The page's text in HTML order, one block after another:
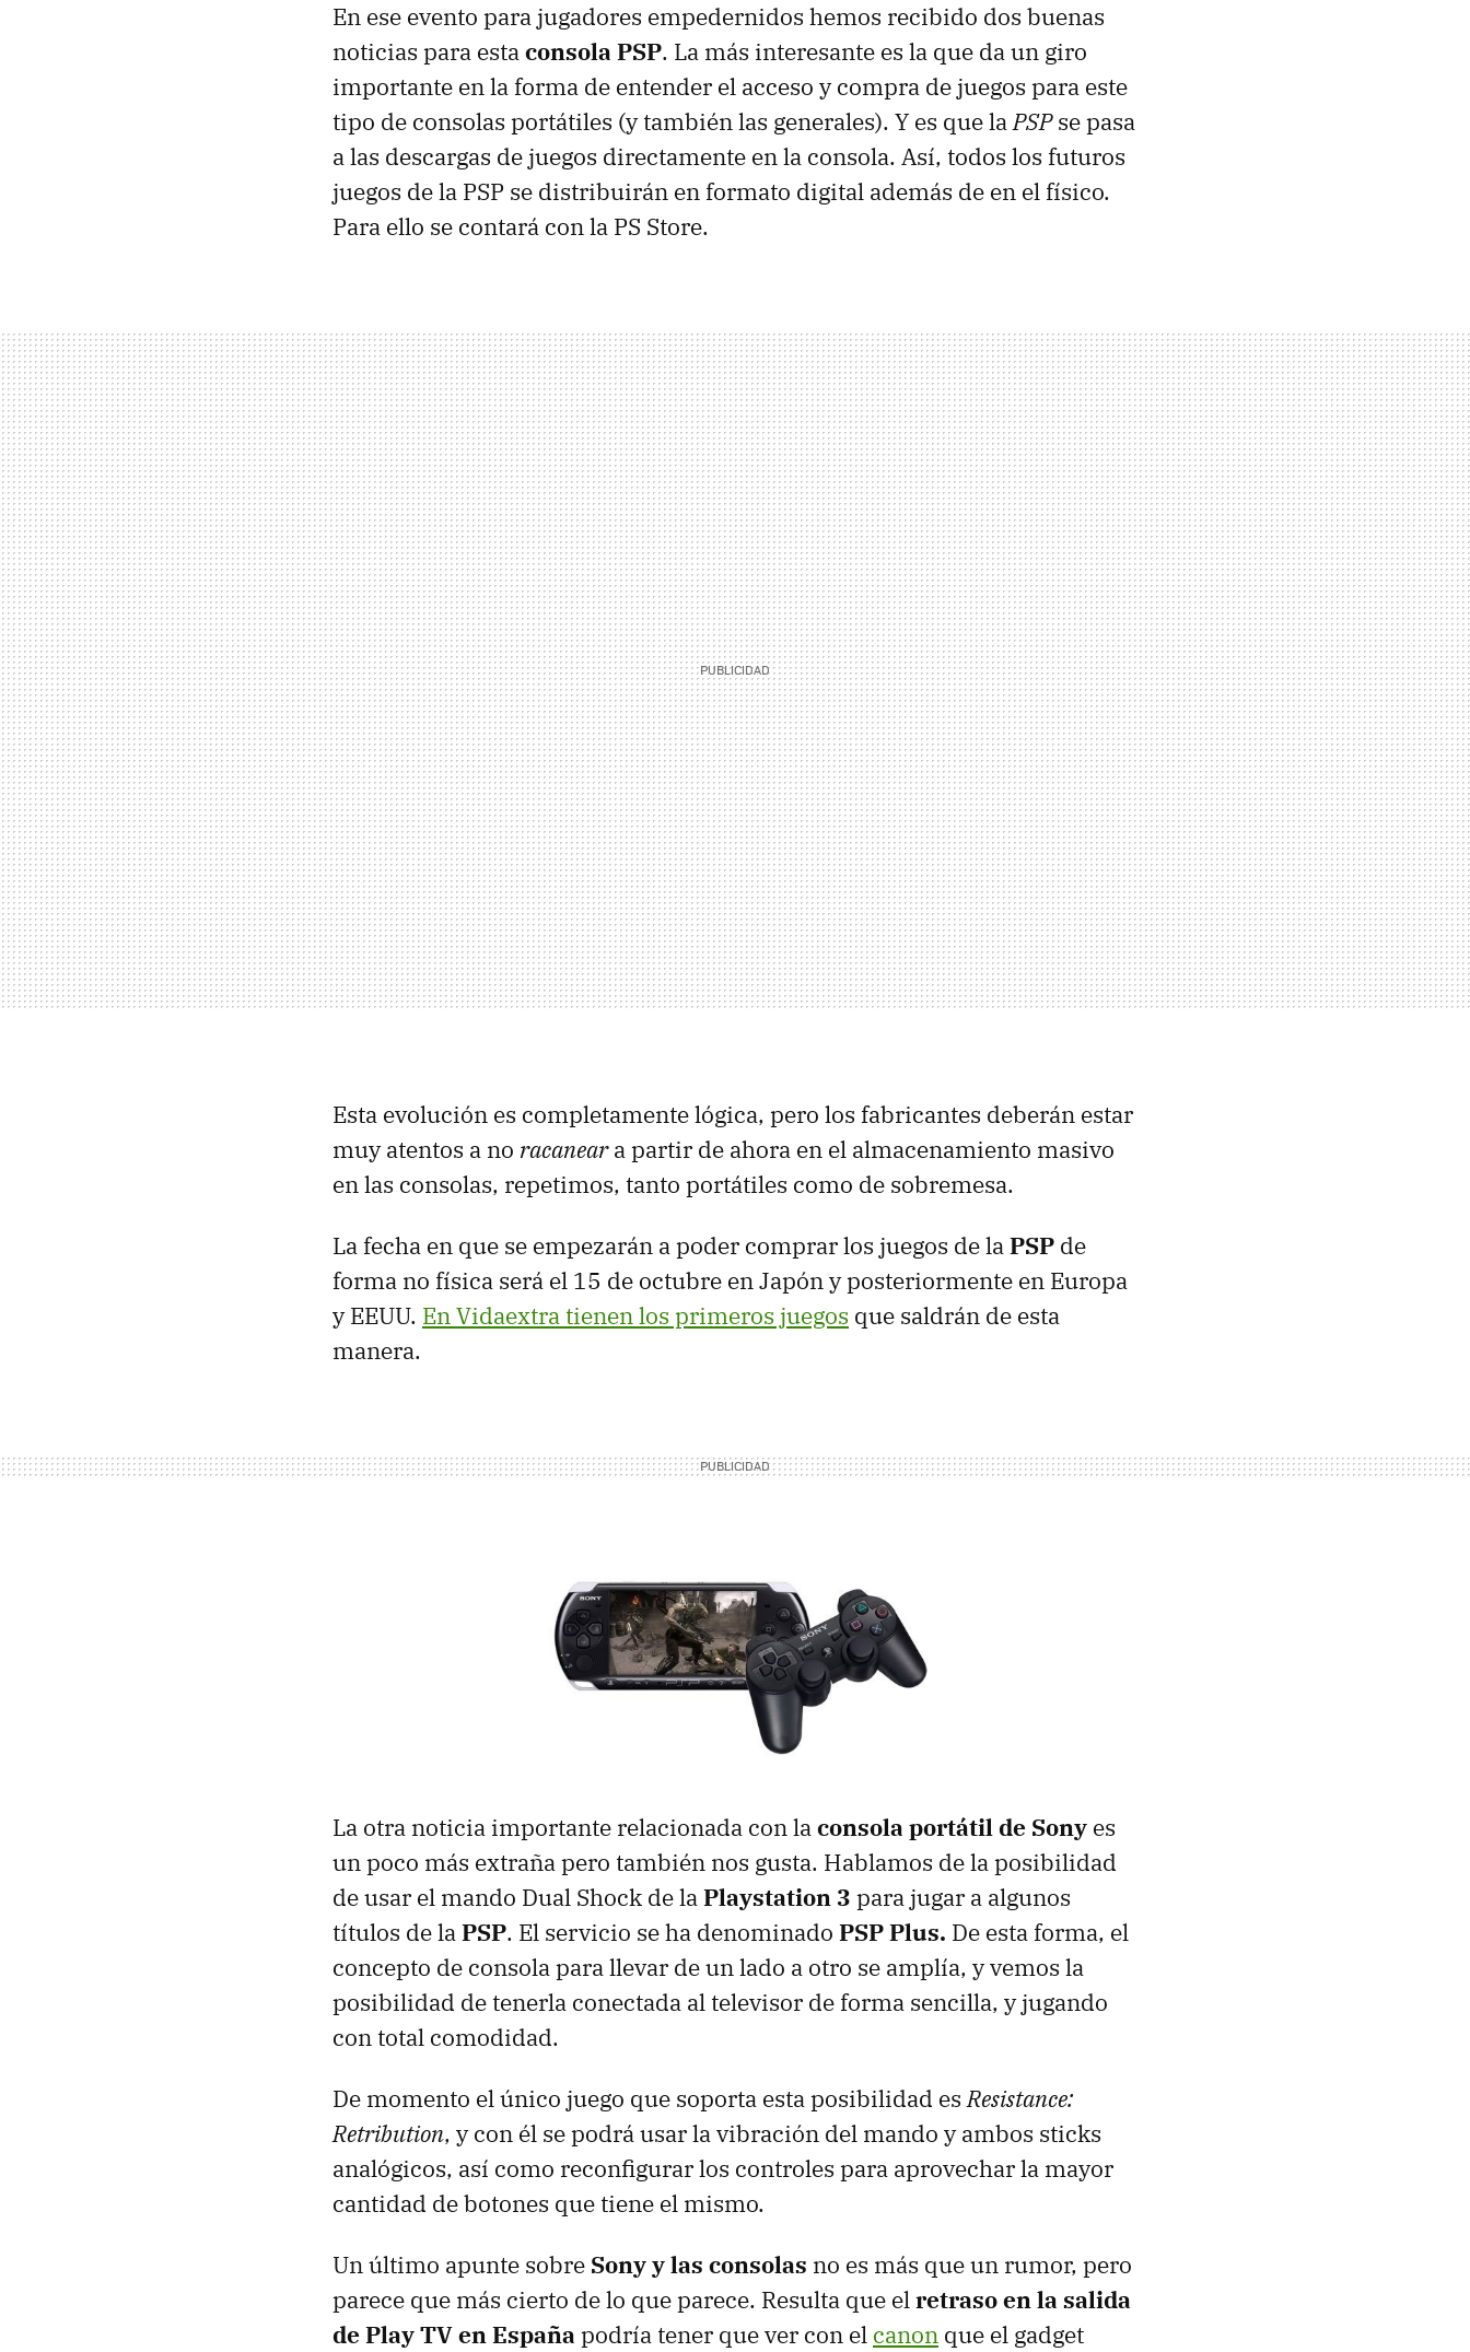
En ese evento para jugadores empedernidos hemos recibido dos buenas
noticias para estaconsola PSP. La más interesante es la que da un giro
importante en la forma de entender el acceso y compra de juegos para este
tipo de consolas portátiles (y también las generales). Y es que laPSPse pasa
a las descargas de juegos directamente en la consola. Así, todos los futuros
juegos de la PSP se distribuirán en formato digital además de en el físico.
Para ello se contará con la PS Store.
Esta evolución es completamente lógica, pero los fabricantes deberán estar
muy atentos a no racaneara partir de ahora en el almacenamiento masivo
en las consolas, repetimos, tanto portátiles como de sobremesa.
La fecha en que se empezarán a poder comprar los juegos de laPSP de
forma no física será el 15 de octubre en Japón y posteriormente en Europa
yEEUU. En Vidaextra tienen los primeros juegos que saldrán de esta
manera.
La otra noticia importante relacionada con laconsola portátil de Sony es
un poco más extraña pero también nos gusta. Hablamos de la posibilidad
de usar el mando Dual Shock de laPlaystation 3 para jugar a algunos
títulos de laPSP. El servicio se ha denominado PSPPlus. De esta forma, el
concepto de consola para llevar de un lado a otro se amplía, y vemos la
posibilidad de tenerla conectada al televisor de forma sencilla, y jugando
con total comodidad.
De momento el único juego que soporta esta posibilidad esResistance:
Retribution, y con él se podrá usar la vibración del mando y ambos sticks
analógicos, así como reconfigurar los controles para aprovechar la mayor
cantidad de botones que tiene el mismo.
Un último apunte sobre Sony y las consolas no es más que un rumor, pero
parece que más cierto de lo que parece. Resulta que elretraso en la salida
de Play TV en España podría tener que ver con el canon que el gadget